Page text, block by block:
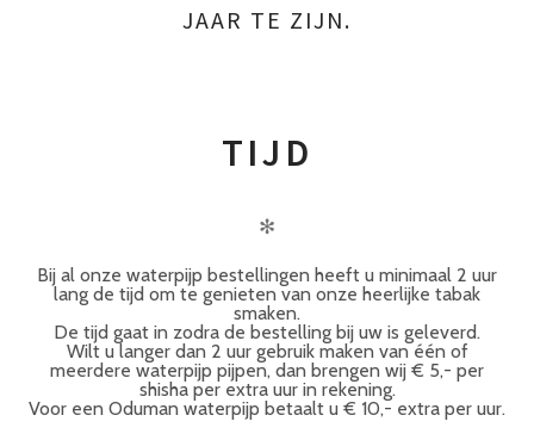
JAAR TE ZIJN.
TIJD
✻
Bij al onze waterpijp bestellingen heeft u minimaal 2 uur
lang de tijd om te genieten van onze heerlijke tabak
smaken.
De tijd gaat in zodra de bestelling bij uw is geleverd.
Wilt u langer dan 2 uur gebruik maken van één of
meerdere waterpijp pijpen, dan brengen wij € 5,- per
shisha per extra uur in rekening.
Voor een Oduman waterpijp betaalt u € 10,- extra per uur.